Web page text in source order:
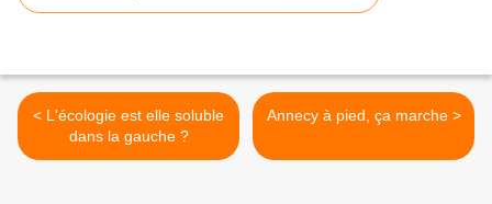
< L'écologie est elle soluble
dans la gauche ?
Annecy à pied, ça marche >